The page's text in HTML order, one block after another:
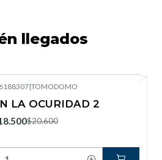
llegados
|TOMODOMO
LA OCURIDAD 2
$20.600